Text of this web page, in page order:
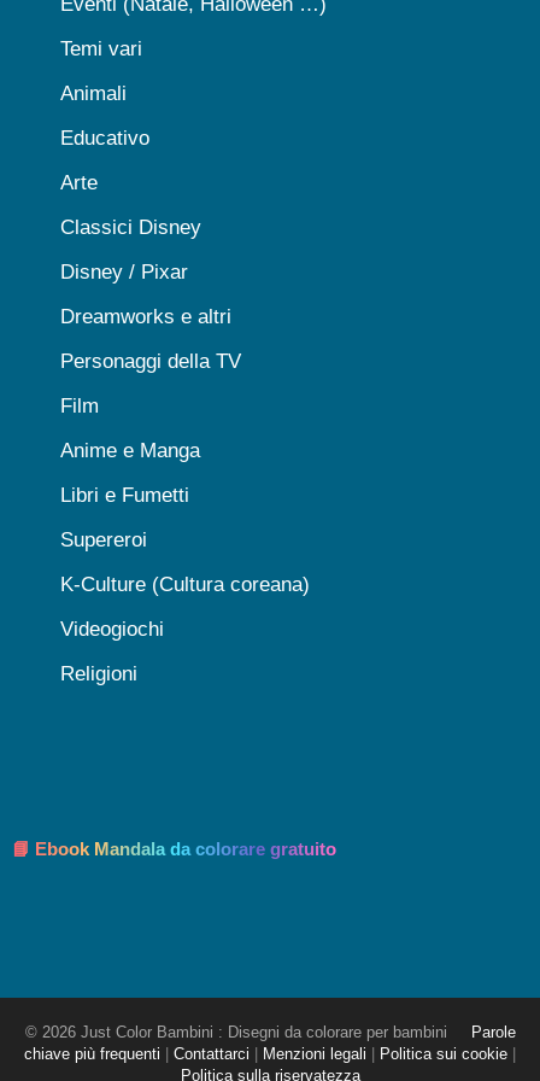
Temi vari
Animali
Educativo
Arte
Classici Disney
Disney / Pixar
Dreamworks e altri
Personaggi della TV
Film
Anime e Manga
Libri e Fumetti
Supereroi
K-Culture (Cultura coreana)
Videogiochi
Religioni
📘 Ebook Mandala da colorare gratuito
© 2026 Just Color Bambini : Disegni da colorare per bambini
Parole
chiave più frequenti
Contattarci Menzioni legali Politica sui cookie
Politica sulla riservatezza